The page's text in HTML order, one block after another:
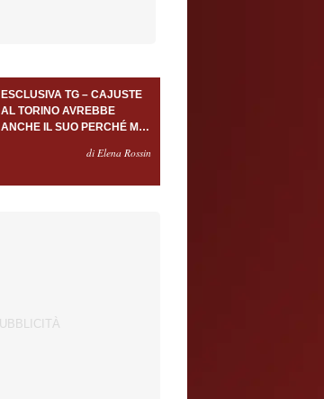
ESCLUSIVA TG – CAJUSTE
AL TORINO AVREBBE
ANCHE IL SUO PERCHÉ MA
di Elena Rossin